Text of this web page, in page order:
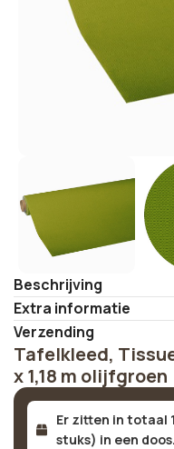
Beschrijving
Extra informatie
Verzending
Tafelkleed,
x 1,18 m olijfgroen
Er zitten in totaal
stuks) in een doos.